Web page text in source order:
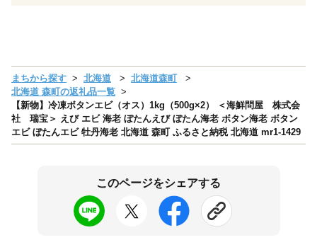
まちから探す 北海道
北海道森町
北海道 森町の返礼品一覧
【新物】冷凍ボタンエビ（オス）1kg（500g×2） ＜海鮮問屋 株式会
社 瑞宝＞ えび エビ 海老 ぼたんえび ぼたん海老 ボタン海老 ボタン
エビ ぼたんエビ 牡丹海老 北海道 森町 ふるさと納税 北海道 mr1-1429
このページをシェアする